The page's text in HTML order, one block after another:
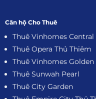
Căn hộ Cho Thuê
Thuê Opera Thủ Thiêm
Thuê Sunwah Pearl
Thuê City Garden